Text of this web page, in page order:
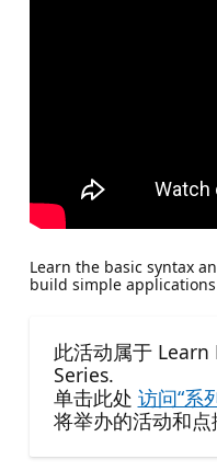
Learn the basic syntax
build simple
此活动属于
Series.
单击此处 访问“系
将举办的活动和点